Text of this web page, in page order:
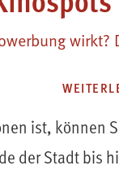
ist, können
der Stadt bis